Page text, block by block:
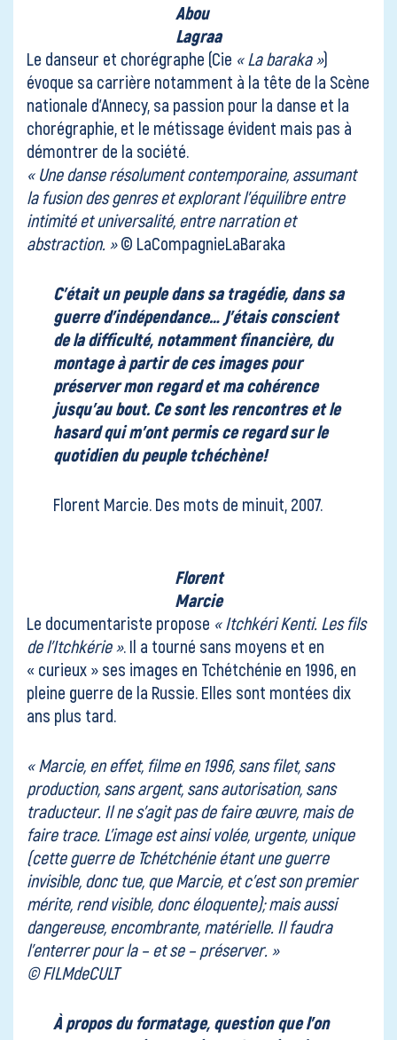
Abou
Lagraa
Le danseur et chorégraphe (Cie « La baraka »)
évoque sa carrière notamment à la tête de la Scène
nationale d’Annecy, sa passion pour la danse et la
chorégraphie, et le métissage évident mais pas à
démontrer de la société.
« Une danse résolument contemporaine, assumant
la fusion des genres et explorant l’équilibre entre
intimité et universalité, entre narration et
abstraction. »© LaCompagnieLaBaraka
C’était un peuple dans sa tragédie, dans sa
guerre d’indépendance… J’étais conscient
de la difficulté, notamment financière, du
montage à partir de ces images pour
préserver mon regard et ma cohérence
jusqu’au bout. Ce sont les rencontres et le
hasard qui m’ont permis ce regard sur le
quotidien du peuple tchéchène!
Florent Marcie. Des mots de minuit, 2007.
Florent
Marcie
Le documentariste propose « Itchkéri Kenti. Les fils
de l’Itchkérie ». Il a tourné sans moyens et en
« curieux » ses images en Tchétchénie en 1996, en
pleine guerre de la Russie. Elles sont montées dix
ans plus tard.
« Marcie, en effet, filme en 1996, sans filet, sans
production, sans argent, sans autorisation, sans
traducteur. Il ne s’agit pas de faire œuvre, mais de
faire trace. L’image est ainsi volée, urgente, unique
(cette guerre de Tchétchénie étant une guerre
invisible, donc tue, que Marcie, et c’est son premier
mérite, rend visible, donc éloquente); mais aussi
dangereuse, encombrante, matérielle. Il faudra
l’enterrer pour la – et se – préserver. »
©FILMdeCULT
À propos du formatage, question que l’on